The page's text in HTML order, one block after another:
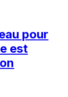
pour
est